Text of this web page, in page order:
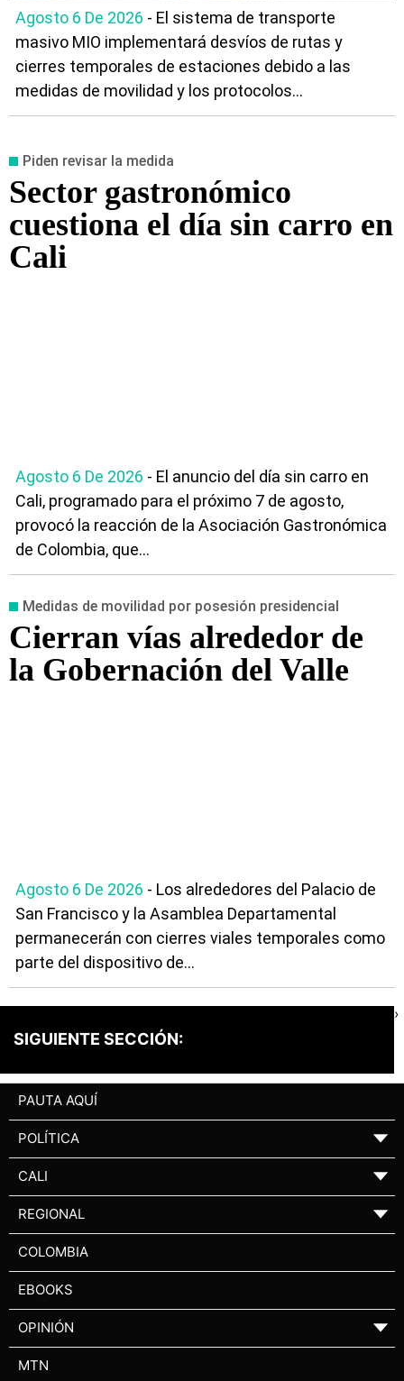
Agosto 6 De 2026 - El sistema de transporte
masivo MIO implementará desvíos de rutas y
cierres temporales de estaciones debido a las
medidas de movilidad y los protocolos...
Piden revisar la medida
Sector gastronómico
cuestiona el día sin carro en
Cali
Agosto 6 De 2026 - El anuncio del día sin carro en
Cali, programado para el próximo 7 de agosto,
provocó la reacción de la Asociación Gastronómica
de Colombia, que...
Medidas de movilidad por posesión presidencial
Cierran vías alrededor de
la Gobernación del Valle
Agosto 6 De 2026 - Los alrededores del Palacio de
San Francisco y la Asamblea Departamental
permanecerán con cierres viales temporales como
parte del dispositivo de...
SIGUIENTE SECCIÓN:
›
PAUTA AQUÍ
POLÍTICA ▼
CALI ▼
REGIONAL ▼
COLOMBIA
EBOOKS
OPINIÓN ▼
MTN